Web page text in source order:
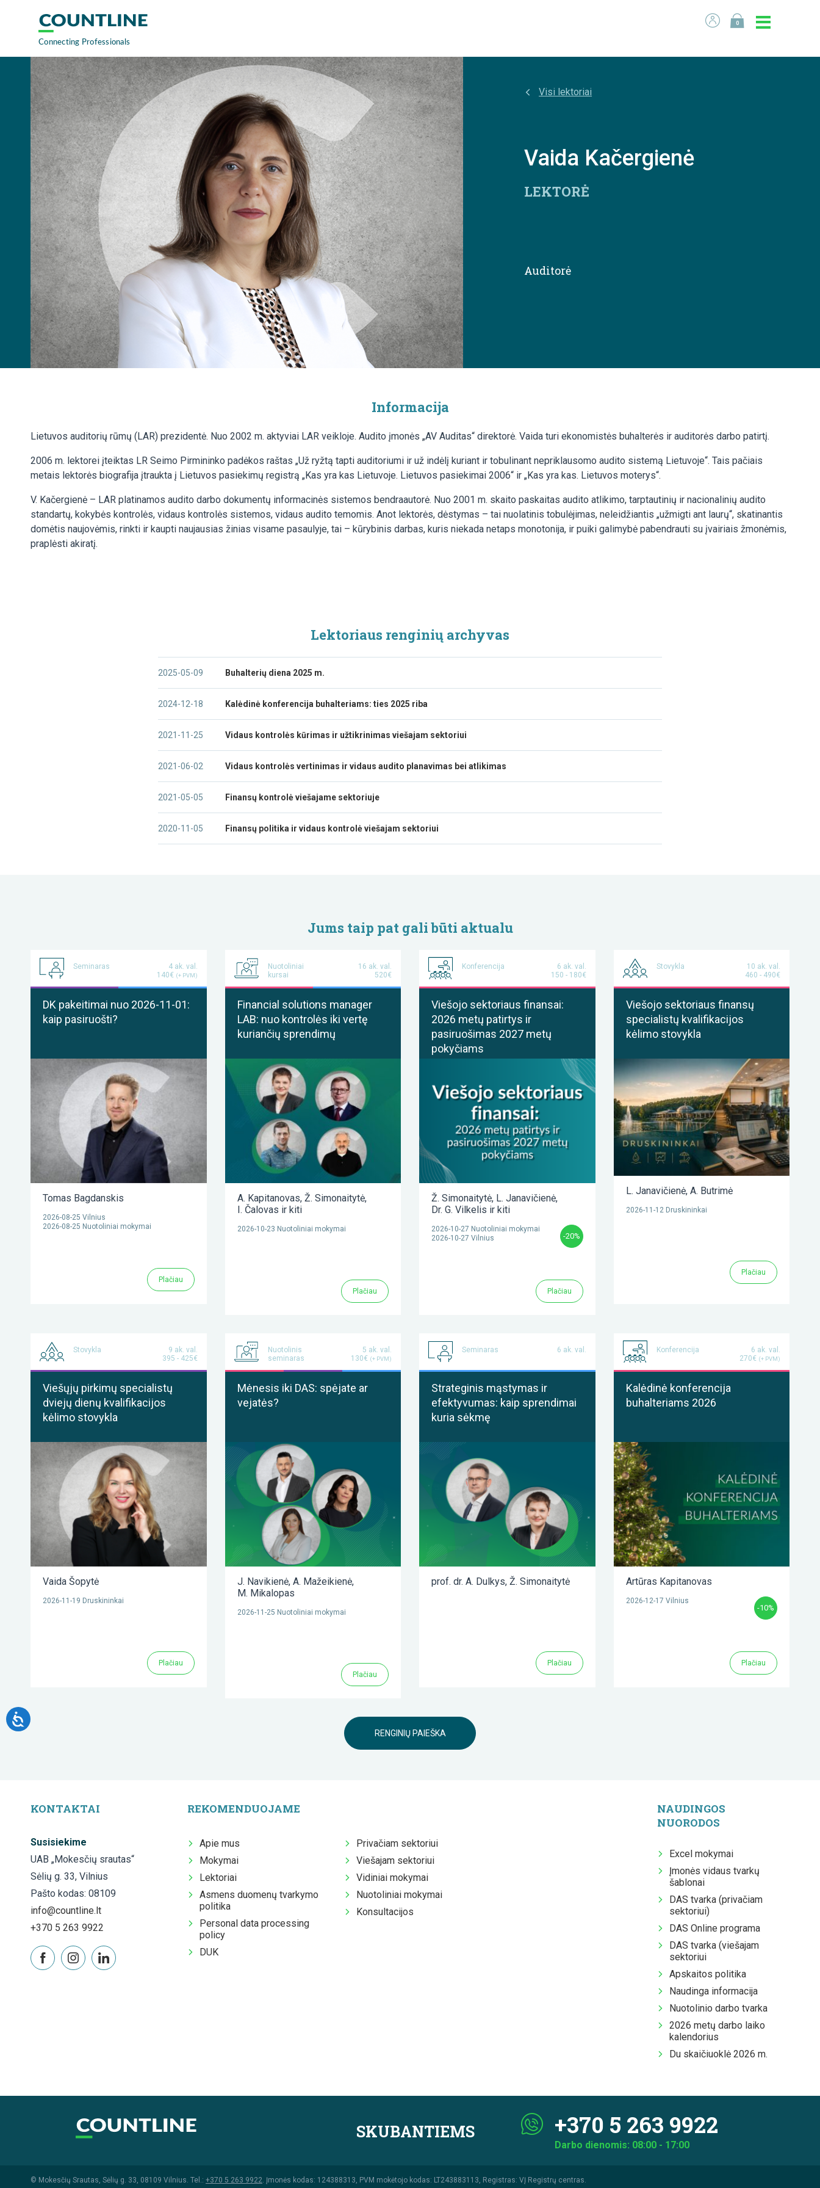
0
Visi lektoriai
Vaida Kačergienė
LEKTORĖ
Auditorė
Informacija
Lietuvos auditorių rūmų (LAR) prezidentė. Nuo 2002 m. aktyviai LAR veikloje. Audito įmonės „AV Auditas“ direktorė. Vaida turi ekonomistės buhalterės ir auditorės darbo patirtį.
2006 m. lektorei įteiktas LR Seimo Pirmininko padėkos raštas „Už ryžtą tapti auditoriumi ir už indėlį kuriant ir tobulinant nepriklausomo audito sistemą Lietuvoje“. Tais pačiais
metais lektorės biografija įtraukta į Lietuvos pasiekimų registrą „Kas yra kas Lietuvoje. Lietuvos pasiekimai 2006“ ir „Kas yra kas. Lietuvos moterys“.
V. Kačergienė – LAR platinamos audito darbo dokumentų informacinės sistemos bendraautorė. Nuo 2001 m. skaito paskaitas audito atlikimo, tarptautinių ir nacionalinių audito
standartų, kokybės kontrolės, vidaus kontrolės sistemos, vidaus audito temomis. Anot lektorės, dėstymas – tai nuolatinis tobulėjimas, neleidžiantis „užmigti ant laurų“, skatinantis
domėtis naujovėmis, rinkti ir kaupti naujausias žinias visame pasaulyje, tai – kūrybinis darbas, kuris niekada netaps monotonija, ir puiki galimybė pabendrauti su įvairiais žmonėmis,
praplėsti akiratį.
Lektoriaus renginių archyvas
2025-05-09 Buhalterių diena 2025 m.
2024-12-18 Kalėdinė konferencija buhalteriams: ties 2025 riba
2021-11-25 Vidaus kontrolės kūrimas ir užtikrinimas viešajam sektoriui
2021-06-02 Vidaus kontrolės vertinimas ir vidaus audito planavimas bei atlikimas
2021-05-05 Finansų kontrolė viešajame sektoriuje
2020-11-05 Finansų politika ir vidaus kontrolė viešajam sektoriui
Jums taip pat gali būti aktualu
Seminaras
4 ak. val.
140€ (+ PVM)
DK pakeitimai nuo 2026-11-01:
kaip pasiruošti?
Tomas Bagdanskis
2026-08-25 Vilnius
2026-08-25 Nuotoliniai mokymai
Plačiau
Nuotoliniai
kursai
16 ak. val.
520€
Financial solutions manager
LAB: nuo kontrolės iki vertę
kuriančių sprendimų
A. Kapitanovas, Ž. Simonaitytė,
I. Čalovas ir kiti
2026-10-23 Nuotoliniai mokymai
Plačiau
Konferencija
6 ak. val.
150 - 180€
Viešojo sektoriaus finansai:
2026 metų patirtys ir
pasiruošimas 2027 metų
pokyčiams
Ž. Simonaitytė, L. Janavičienė,
Dr. G. Vilkelis ir kiti
2026-10-27 Nuotoliniai mokymai
2026-10-27 Vilnius
-20%
Plačiau
Stovykla
10 ak. val.
460 - 490€
Viešojo sektoriaus finansų
specialistų kvalifikacijos
kėlimo stovykla
L. Janavičienė, A. Butrimė
2026-11-12 Druskininkai
Plačiau
Stovykla
9 ak. val.
395 - 425€
Viešųjų pirkimų specialistų
dviejų dienų kvalifikacijos
kėlimo stovykla
Vaida Šopytė
2026-11-19 Druskininkai
Plačiau
Nuotolinis
seminaras
5 ak. val.
130€ (+ PVM)
Mėnesis iki DAS: spėjate ar
vejatės?
J. Navikienė, A. Mažeikienė,
M. Mikalopas
2026-11-25 Nuotoliniai mokymai
Plačiau
Seminaras 6 ak. val.
Strateginis mąstymas ir
efektyvumas: kaip sprendimai
kuria sėkmę
prof. dr. A. Dulkys, Ž. Simonaitytė
Plačiau
Konferencija
6 ak. val.
270€ (+ PVM)
Kalėdinė konferencija
buhalteriams 2026
Artūras Kapitanovas
2026-12-17 Vilnius
-10%
Plačiau
RENGINIŲ PAIEŠKA
KONTAKTAI
Susisiekime
UAB „Mokesčių srautas“
Sėlių g. 33, Vilnius
Pašto kodas: 08109
info@countline.lt
+370 5 263 9922
REKOMENDUOJAME
Apie mus
Mokymai
Lektoriai
Asmens duomenų tvarkymo
politika
Personal data processing
policy
DUK
Privačiam sektoriui
Viešajam sektoriui
Vidiniai mokymai
Nuotoliniai mokymai
Konsultacijos
NAUDINGOS
NUORODOS
Excel mokymai
Įmonės vidaus tvarkų
šablonai
DAS tvarka (privačiam
sektoriui)
DAS Online programa
DAS tvarka (viešajam
sektoriui
Apskaitos politika
Naudinga informacija
Nuotolinio darbo tvarka
2026 metų darbo laiko
kalendorius
Du skaičiuoklė 2026 m.
SKUBANTIEMS +370 5 263 9922
Darbo dienomis: 08:00 - 17:00
© Mokesčių Srautas, Sėlių g. 33, 08109 Vilnius. Tel.: +370 5 263 9922 . Įmonės kodas: 124388313, PVM mokėtojo kodas: LT243883113, Registras: VĮ Registrų centras.